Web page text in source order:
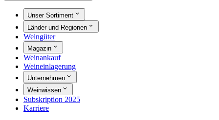
Unser Sortiment
Länder und Regionen
Weingüter
Magazin
Weinankauf
Weineinlagerung
Unternehmen
Weinwissen
Subskription 2025
Karriere